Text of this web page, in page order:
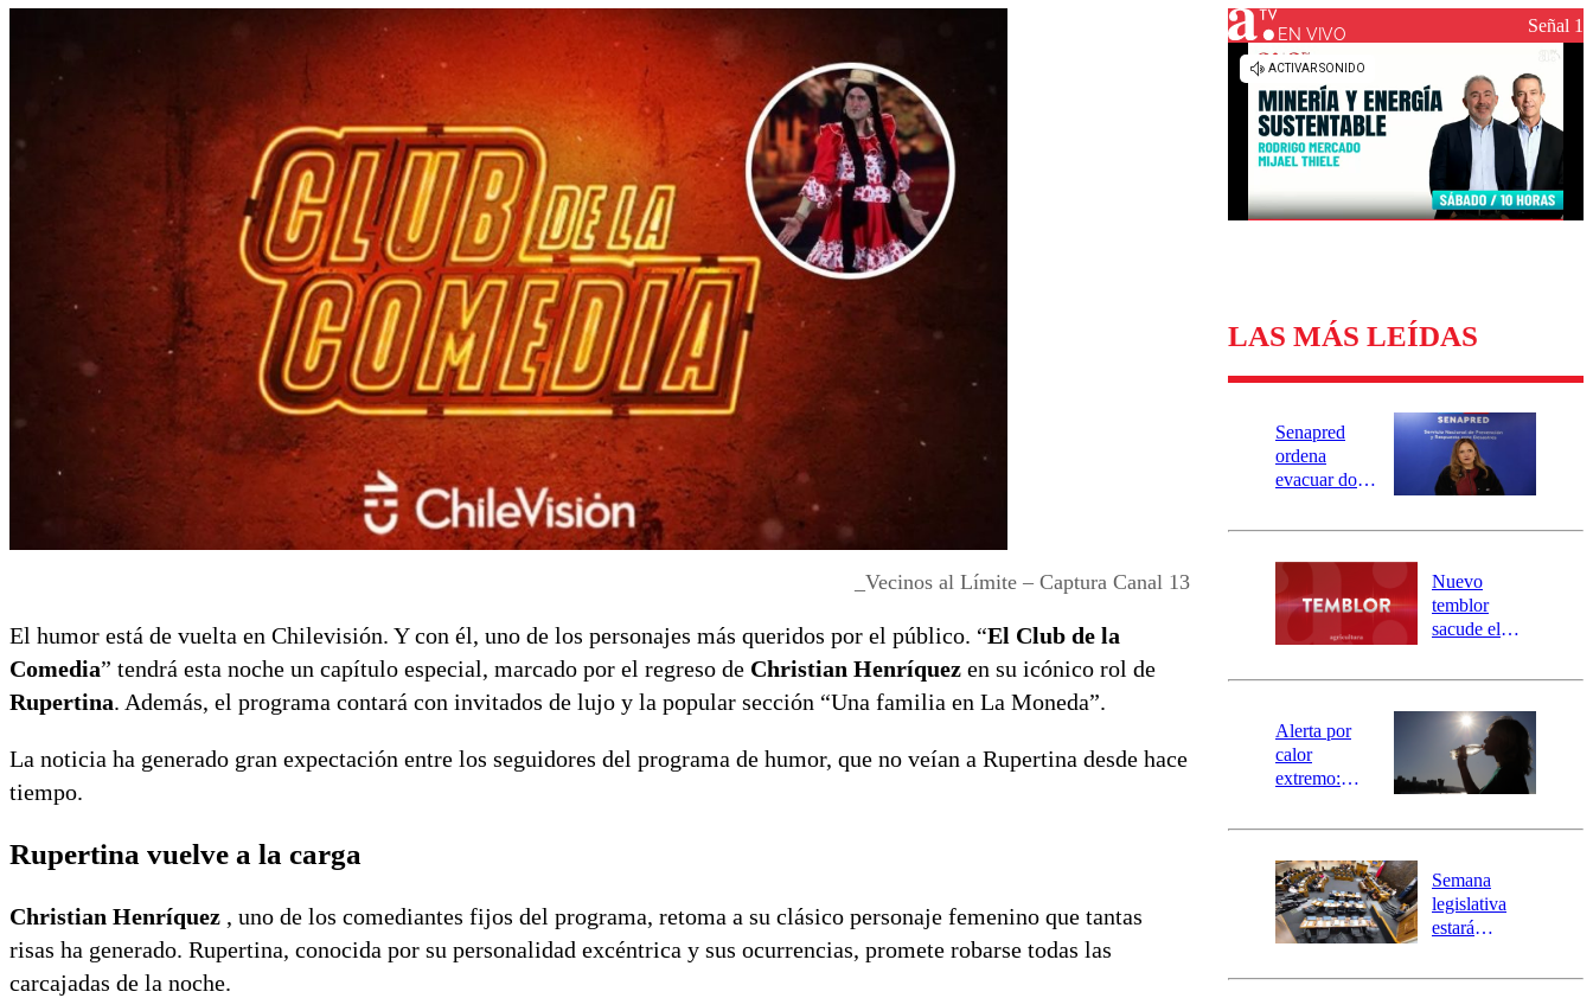
Universidad de Chile
Sustentabilidad
_Vecinos al Límite – Captura Canal 13
El humor está de vuelta en Chilevisión. Y con él, uno de los personajes más queridos por el público. “El Club de la
Comedia” tendrá esta noche un capítulo especial, marcado por el regreso de Christian Henríquez en su icónico rol de
Rupertina. Además, el programa contará con invitados de lujo y la popular sección “Una familia en La Moneda”.
La noticia ha generado gran expectación entre los seguidores del programa de humor, que no veían a Rupertina desde hace
tiempo.
Rupertina vuelve a la carga
Christian Henríquez , uno de los comediantes fijos del programa, retoma a su clásico personaje femenino que tantas
risas ha generado. Rupertina, conocida por su personalidad excéntrica y sus ocurrencias, promete robarse todas las
carcajadas de la noche.
EN VIVO Señal 1
LAS MÁS LEÍDAS
Senapred
ordena
evacuar dos
Carahue por
río Damas:
activa
mensajería
SAE
Nuevo
temblor
sacude el
revisa la
epicentro
Alerta por
calor
extremo:
activa Alerta
Preventiva en
tres comunas
Semana
legislativa
estará
el fin de la